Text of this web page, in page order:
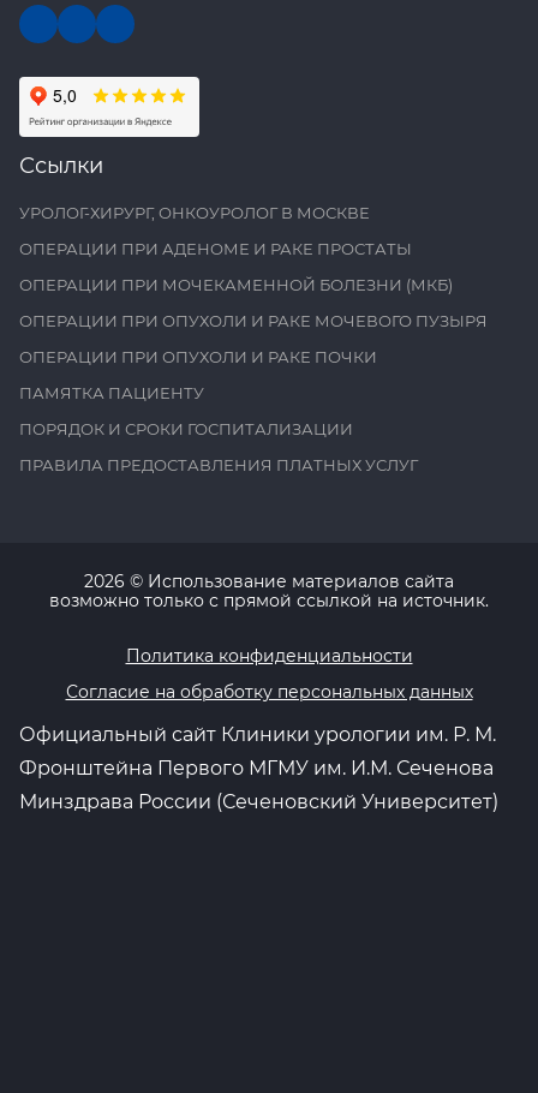
Ссылки
УРОЛОГ-ХИРУРГ, ОНКОУРОЛОГ В МОСКВЕ
ОПЕРАЦИИ ПРИ АДЕНОМЕ И РАКЕ ПРОСТАТЫ
ОПЕРАЦИИ ПРИ МОЧЕКАМЕННОЙ БОЛЕЗНИ (МКБ)
ОПЕРАЦИИ ПРИ ОПУХОЛИ И РАКЕ МОЧЕВОГО ПУЗЫРЯ
ОПЕРАЦИИ ПРИ ОПУХОЛИ И РАКЕ ПОЧКИ
ПАМЯТКА ПАЦИЕНТУ
ПОРЯДОК И СРОКИ ГОСПИТАЛИЗАЦИИ
ПРАВИЛА ПРЕДОСТАВЛЕНИЯ ПЛАТНЫХ УСЛУГ
2026 © Использование материалов сайта
возможно только с прямой ссылкой на источник.
Политика конфиденциальности
Согласие на обработку персональных данных
Официальный сайт Клиники урологии им. Р. М.
Фронштейна Первого МГМУ им. И.М. Сеченова
Минздрава России (Сеченовский Университет)